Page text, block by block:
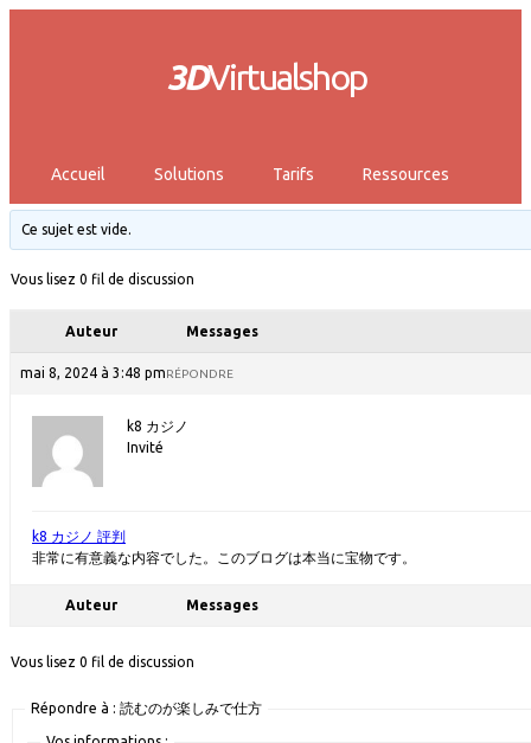
3DVirtualshop
Accueil Solutions Tarifs Ressources
Ce sujet est vide.
Vous lisez 0 fil de discussion
Auteur Messages
mai 8, 2024 à 3:48 pmRÉPONDRE
k8 カジノ
Invité
k8 カジノ 評判
非常に有意義な内容でした。このブログは本当に宝物です。
Auteur Messages
Vous lisez 0 fil de discussion
Répondre à : 読むのが楽しみで仕方